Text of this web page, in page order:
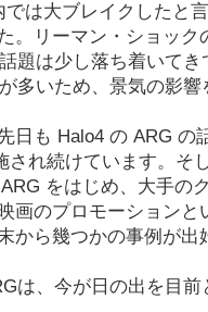
では大ブレイクしたと
。リーマン・ショッ
題は少し落ち着いて
多いため、景気の影
日も Halo4 の ARG の
され続けています。そ
をはじめ、大手の
画のプロモーション
から幾つかの事例が出
は、今が日の出を目